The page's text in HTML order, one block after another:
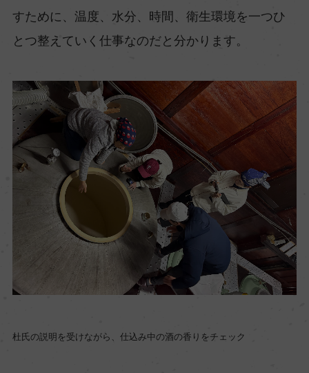
すために、温度、水分、時間、衛生環境を一つひ
とつ整えていく仕事なのだと分かります。
杜氏の説明を受けながら、仕込み中の酒の香りをチェック